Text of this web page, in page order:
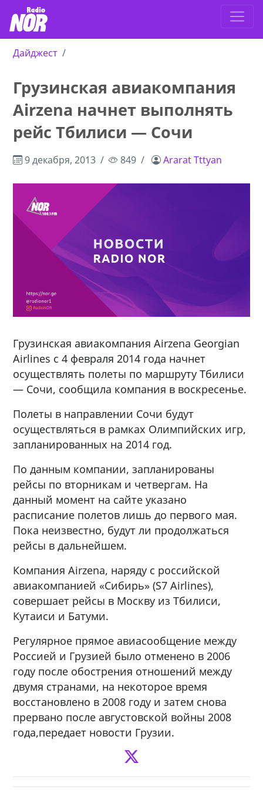
Дайджест
Грузинская авиакомпания
Airzena начнет выполнять
рейс Тбилиси — Сочи
9 декабря, 2013 849 Ararat Tttyan
Грузинская авиакомпания Airzena Georgian
Airlines с 4 февраля 2014 года начнет
осуществлять полеты по маршруту Тбилиси
— Сочи, сообщила компания в воскресенье.
Полеты в направлении Сочи будут
осуществляться в рамках Олимпийских игр,
запланированных на 2014 год.
По данным компании, запланированы
рейсы по вторникам и четвергам. На
данный момент на сайте указано
расписание полетов лишь до первого мая.
Пока неизвестно, будут ли продолжаться
рейсы в дальнейшем.
Компания Airzena, наряду с российской
авиакомпанией «Сибирь» (S7 Airlines),
совершает рейсы в Москву из Тбилиси,
Кутаиси и Батуми.
Регулярное прямое авиасообщение между
Россией и Грузией было отменено в 2006
году после обострения отношений между
двумя странами, на некоторое время
восстановлено в 2008 году и затем снова
прервано после августовской войны 2008
года,передает новости Грузии.